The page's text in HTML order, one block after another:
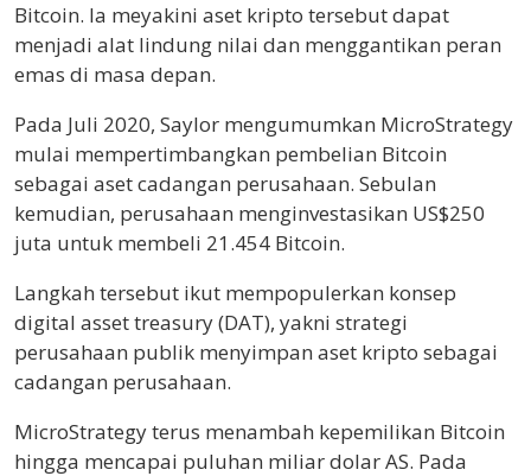
Bitcoin. Ia meyakini aset kripto tersebut dapat
menjadi alat lindung nilai dan menggantikan peran
emas di masa depan.
Pada Juli 2020, Saylor mengumumkan MicroStrategy
mulai mempertimbangkan pembelian Bitcoin
sebagai aset cadangan perusahaan. Sebulan
kemudian, perusahaan menginvestasikan US$250
juta untuk membeli 21.454 Bitcoin.
Langkah tersebut ikut mempopulerkan konsep
digital asset treasury (DAT), yakni strategi
perusahaan publik menyimpan aset kripto sebagai
cadangan perusahaan.
MicroStrategy terus menambah kepemilikan Bitcoin
hingga mencapai puluhan miliar dolar AS. Pada